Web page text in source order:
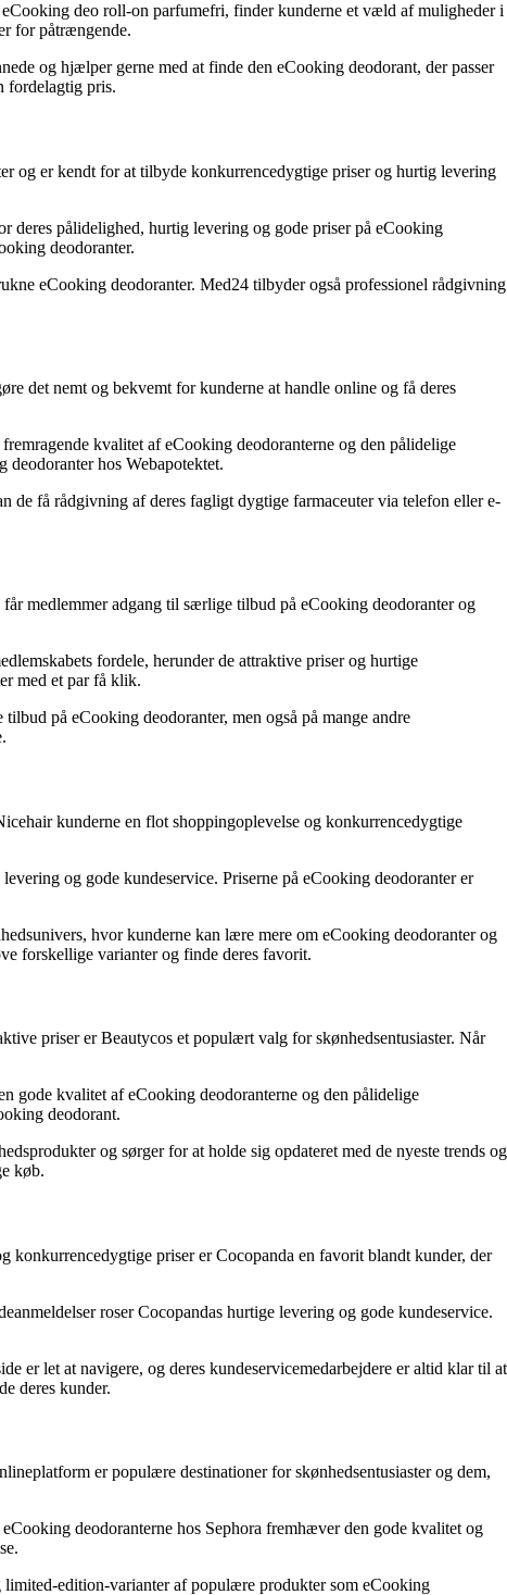
deo roll-on parfumefri, finder kunderne et væld af muligheder i
for påtrængende.
og hjælper gerne med at finde den eCooking deodorant, der passer
fordelagtig pris.
og er kendt for at tilbyde konkurrencedygtige priser og hurtig levering
deres pålidelighed, hurtig levering og gode priser på eCooking
deodoranter.
eCooking deodoranter. Med24 tilbyder også professionel rådgivning
det nemt og bekvemt for kunderne at handle online og få deres
kvalitet af eCooking deodoranterne og den pålidelige
hos Webapotektet.
de få rådgivning af deres fagligt dygtige farmaceuter via telefon eller e-
medlemmer adgang til særlige tilbud på eCooking deodoranter og
fordele, herunder de attraktive priser og hurtige
med et par få klik.
på eCooking deodoranter, men også på mange andre
kunderne en flot shoppingoplevelse og konkurrencedygtige
og gode kundeservice. Priserne på eCooking deodoranter er
hvor kunderne kan lære mere om eCooking deodoranter og
forskellige varianter og finde deres favorit.
priser er Beautycos et populært valg for skønhedsentusiaster. Når
gode kvalitet af eCooking deodoranterne og den pålidelige
deodorant.
og sørger for at holde sig opdateret med de nyeste trends og
køb.
konkurrencedygtige priser er Cocopanda en favorit blandt kunder, der
roser Cocopandas hurtige levering og gode kundeservice.
er let at navigere, og deres kundeservicemedarbejdere er altid klar til at
deres kunder.
er populære destinationer for skønhedsentusiaster og dem,
deodoranterne hos Sephora fremhæver den gode kvalitet og
limited-edition-varianter af populære produkter som eCooking